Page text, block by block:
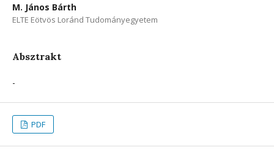
M. János Bárth
ELTE Eötvös Loránd Tudományegyetem
Absztrakt
-
PDF